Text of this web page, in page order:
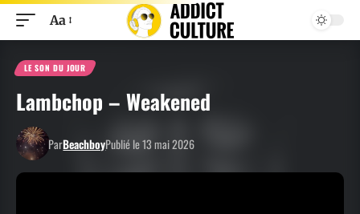
Aa
LE SON DU JOUR
Lambchop – Weakened
ParBeachboyPublié le 13 mai 2026